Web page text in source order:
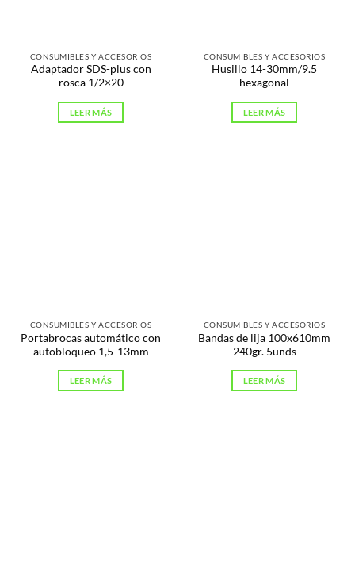
CONSUMIBLES Y ACCESORIOS
Adaptador SDS-plus con
rosca 1/2×20
LEER MÁS
CONSUMIBLES Y ACCESORIOS
Husillo 14-30mm/9.5
hexagonal
LEER MÁS
CONSUMIBLES Y ACCESORIOS
Portabrocas automático con
autobloqueo 1,5-13mm
LEER MÁS
CONSUMIBLES Y ACCESORIOS
Bandas de lija 100x610mm
240gr. 5unds
LEER MÁS